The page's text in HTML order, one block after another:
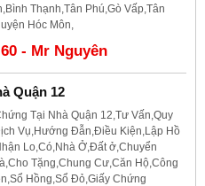
Thạnh,Tân Phú,Gò Vấp,Tân
Hóc Môn,
- Mr Nguyên
Quận 12
Tại Nhà Quận 12,Tư Vấn,Quy
Vụ,Hướng Đẫn,Điều Kiện,Lập Hồ
Lo,Có,Nhà Ở,Đất ở,Chuyển
Tặng,Chung Cư,Căn Hộ,Công
Hồng,Sổ Đỏ,Giấy Chứng